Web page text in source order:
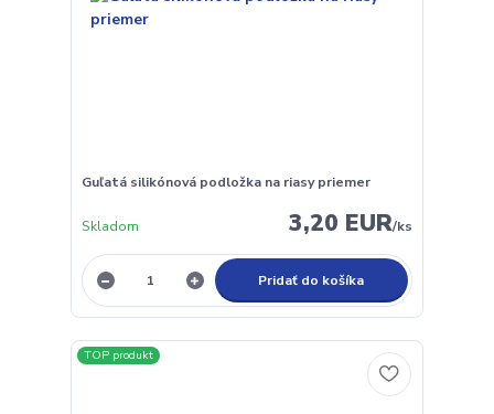
Guľatá silikónová podložka na riasy priemer
3,20 EUR/ks
Skladom
Pridať do košíka
TOP produkt